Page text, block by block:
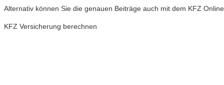
Alternativ können Sie die genauen Beiträge auch mit dem KFZ
KFZ Versicherung berechnen